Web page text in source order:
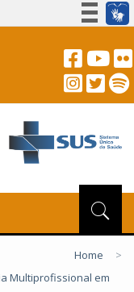
à informação
Canais
Home
>
Multiprofissional em